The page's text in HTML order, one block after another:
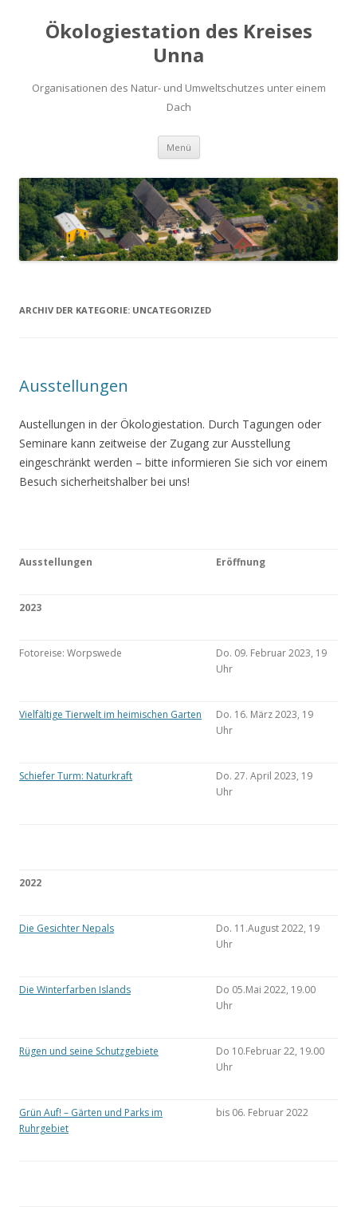
Ökologiestation des Kreises
Unna
Organisationen des Natur- und Umweltschutzes unter einem
Dach
Menü Zum
springen
ARCHIV DER KATEGORIE: UNCATEGORIZED
Ausstellungen
Austellungen in der Ökologiestation. Durch Tagungen oder
Seminare kann zeitweise der Zugang zur Ausstellung
eingeschränkt werden – bitte informieren Sie sich vor einem
Besuch sicherheitshalber bei uns!
Ausstellungen Eröffnung
2023
Fotoreise: Worpswede
Do. 09. Februar 2023, 19
Uhr
Vielfältige Tierwelt im heimischen Garten
Do. 16. März 2023, 19
Uhr
Schiefer Turm: Naturkraft
Do. 27. April 2023, 19
Uhr
2022
Die Gesichter Nepals
Do. 11.August 2022, 19
Uhr
Die Winterfarben Islands
Do 05.Mai 2022, 19.00
Uhr
Rügen und seine Schutzgebiete
Do 10.Februar 22, 19.00
Uhr
Grün Auf! – Gärten und Parks im
Ruhrgebiet
bis 06. Februar 2022